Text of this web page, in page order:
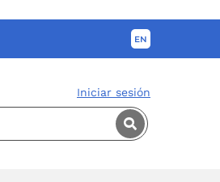
Iniciar sesión